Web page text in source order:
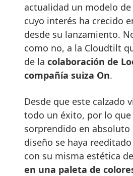
actualidad un modelo
cuyo interés ha crecido
desde su lanzamiento.
como no, a la Cloudtilt
de la colaboración de
compañía suiza On.
Desde que este calzado
todo un éxito, por lo que
sorprendido en
diseño se haya
con su misma estética
en una paleta de